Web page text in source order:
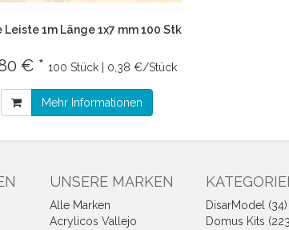
Leiste 1m Länge 1x7 mm 100 Stk
€ * 100 Stück | 0,38 €/Stück
Mehr Informationen
UNSERE MARKEN
Alle Marken
Acrylicos Vallejo
DisarModel (34)
Domus Kits